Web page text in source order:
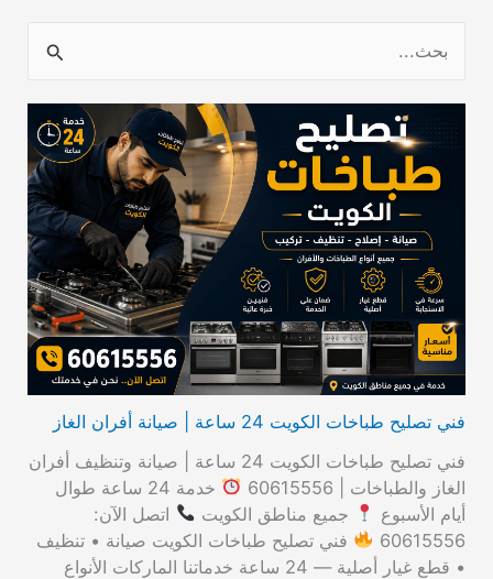
فني تصليح طباخات الكويت 24 ساعة | صيانة أفران الغاز
فني تصليح طباخات الكويت 24 ساعة | صيانة وتنظيف أفران
الغاز والطباخات | 60615556
خدمة 24 ساعة طوال
أيام الأسبوع
جميع مناطق الكويت
اتصل الآن:
60615556
فني تصليح طباخات الكويت صيانة • تنظيف
• قطع غيار أصلية — 24 ساعة خدماتنا الماركات الأنواع